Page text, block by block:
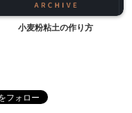
小麦粉粘土の作り方